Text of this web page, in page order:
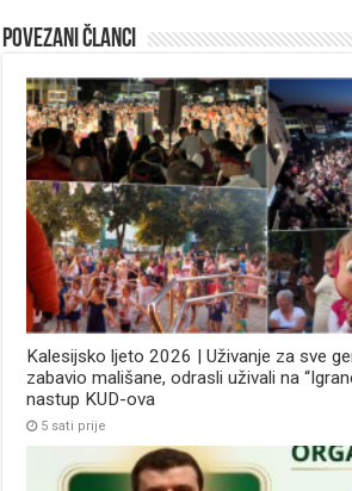
Povezani članci
Kalesijsko ljeto 2026 | Uživanje za sve
zabavio mališane, odrasli uživali na
nastup KUD-ova
5 sati prije